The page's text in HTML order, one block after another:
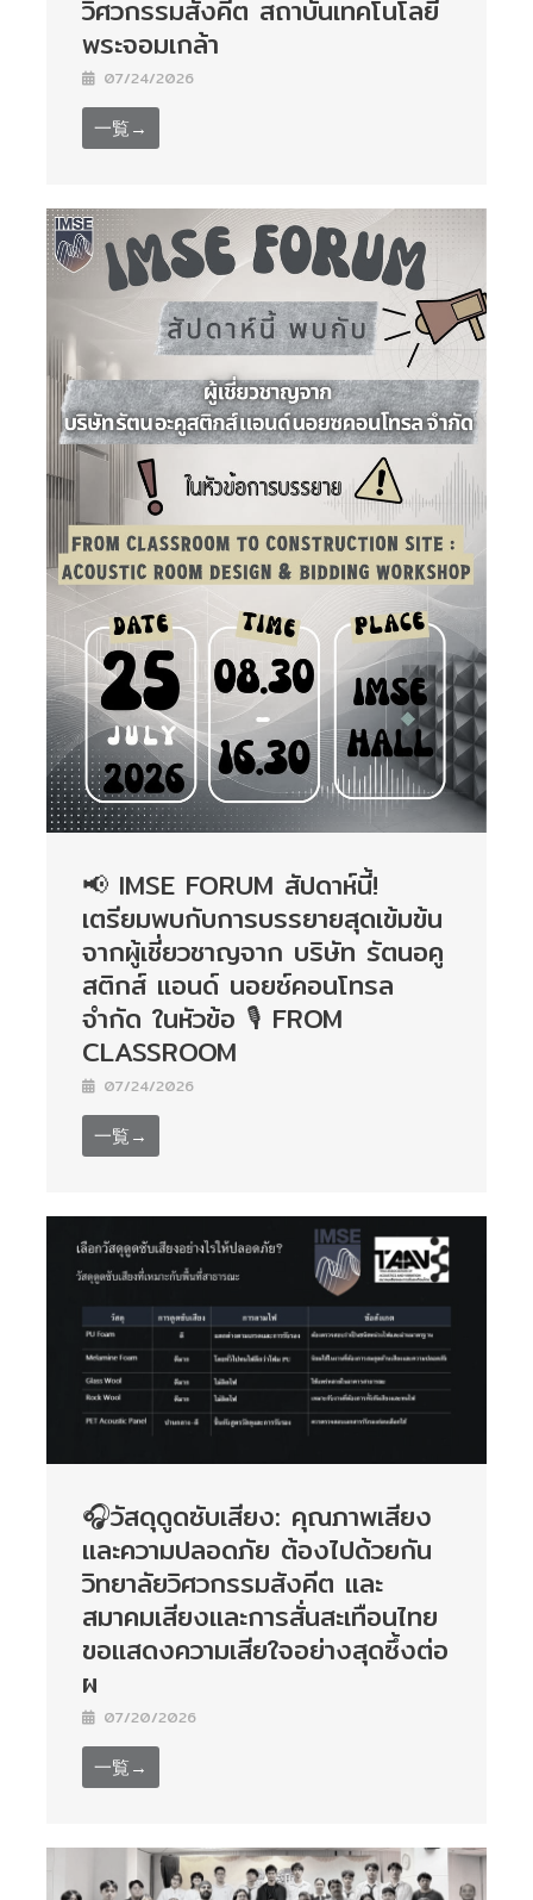
วิศวกรรมสังคีต สถาบันเทคโนโลยี
พระจอมเกล้า
07/24/2026
一覧→
📢 IMSE FORUM สัปดาห์นี้!
เตรียมพบกับการบรรยายสุดเข้มข้น
จากผู้เชี่ยวชาญจาก บริษัท รัตนอคู
สติกส์ แอนด์ นอยซ์คอนโทรล
จำกัด ในหัวข้อ 🎙️ FROM
CLASSROOM
07/24/2026
一覧→
🎧วัสดุดูดซับเสียง: คุณภาพเสียง
และความปลอดภัย ต้องไปด้วยกัน
วิทยาลัยวิศวกรรมสังคีต และ
สมาคมเสียงและการสั่นสะเทือนไทย
ขอแสดงความเสียใจอย่างสุดซึ้งต่อ
ผ
07/20/2026
一覧→